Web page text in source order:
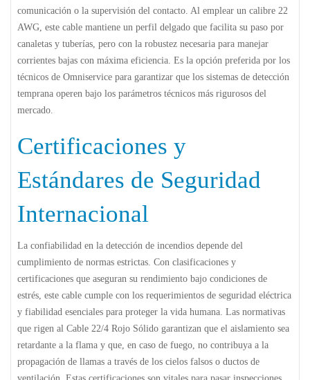
comunicación o la supervisión del contacto. Al emplear un calibre 22
AWG, este cable mantiene un perfil delgado que facilita su paso por
canaletas y tuberías, pero con la robustez necesaria para manejar
corrientes bajas con máxima eficiencia. Es la opción preferida por los
técnicos de Omniservice para garantizar que los sistemas de detección
temprana operen bajo los parámetros técnicos más rigurosos del
mercado.
Certificaciones y
Estándares de Seguridad
Internacional
La confiabilidad en la detección de incendios depende del
cumplimiento de normas estrictas. Con clasificaciones y
certificaciones que aseguran su rendimiento bajo condiciones de
estrés, este cable cumple con los requerimientos de seguridad eléctrica
y fiabilidad esenciales para proteger la vida humana. Las normativas
que rigen al Cable 22/4 Rojo Sólido garantizan que el aislamiento sea
retardante a la flama y que, en caso de fuego, no contribuya a la
propagación de llamas a través de los cielos falsos o ductos de